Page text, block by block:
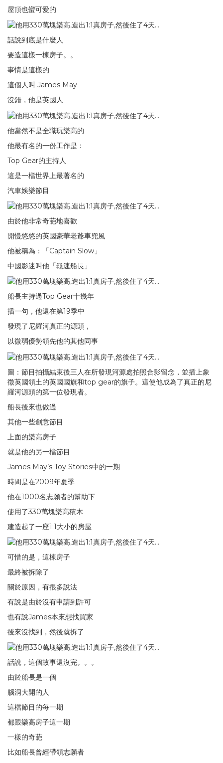
屋頂也蠻可愛的
話說到底是什麼人
要造這樣一棟房子。。
事情是這樣的
這個人叫 James May
沒錯，他是英國人
他當然不是全職玩樂高的
他最有名的一份工作是：
Top Gear的主持人
這是一檔世界上最著名的
汽車娛樂節目
由於他非常奇葩地喜歡
開慢悠悠的英國豪華老爺車兜風
他被稱為：「Captain Slow」
中國影迷叫他「龜速船長」
船長主持過Top Gear十幾年
插一句，他還在第19季中
發現了尼羅河真正的源頭，
以微弱優勢領先他的其他同事
圖：節目拍攝結束後三人在所發現河源處拍照合影留念，並插上象
徵英國領土的英國國旗和top gear的旗子。這使他成為了真正的尼
羅河源頭的第一位發現者。
船長後來也做過
其他一些創意節目
上面的樂高房子
就是他的另一檔節目
James May’s Toy Stories中的一期
時間是在2009年夏季
他在1000名志願者的幫助下
使用了330萬塊樂高積木
建造起了一座1:1大小的房屋
可惜的是，這棟房子
最終被拆除了
關於原因，有很多說法
有說是由於沒有申請到許可
也有說James本來想找買家
後來沒找到，然後就拆了
話說，這個故事還沒完。。。
由於船長是一個
腦洞大開的人
這檔節目的每一期
都跟樂高房子這一期
一樣的奇葩
比如船長曾經帶領志願者